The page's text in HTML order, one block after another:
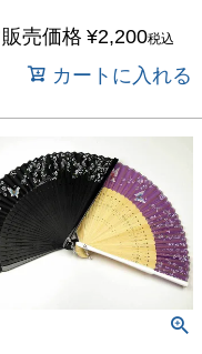
売価格 ¥2,200税込
カートに入れる